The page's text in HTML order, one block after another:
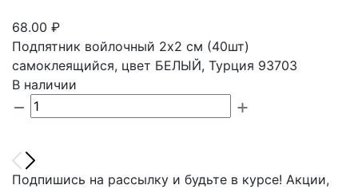
68.00 ₽
Подпятник войлочный 2х2 cм (40шт)
самоклеящийся, цвет БЕЛЫЙ, Турция 93703
В наличии
Подпишись на рассылку и будьте в курсе! Акции,